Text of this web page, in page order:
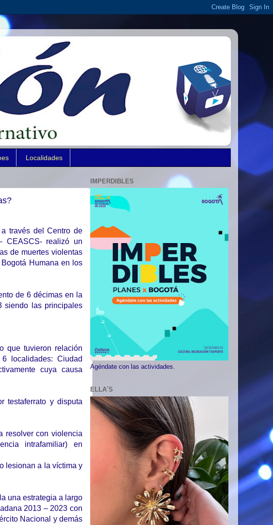
Localidades
través del Centro de
CEASCS- realizó un
de muertes violentas
Humana en los
de 6 décimas en la
siendo las principales
que tuvieron relación
localidades: Ciudad
cuya causa
testaferrato y disputa
resolver con violencia
intrafamiliar) en
lesionan a la víctima y
una estrategia a largo
2013 – 2023 con
Nacional y demás
IMPERDIBLES
Agéndate con las actividades.
ELLA´S